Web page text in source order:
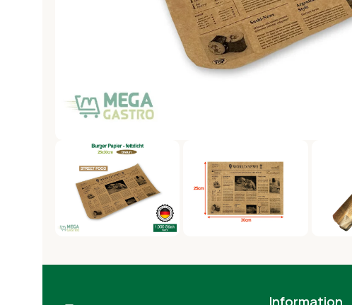
Information